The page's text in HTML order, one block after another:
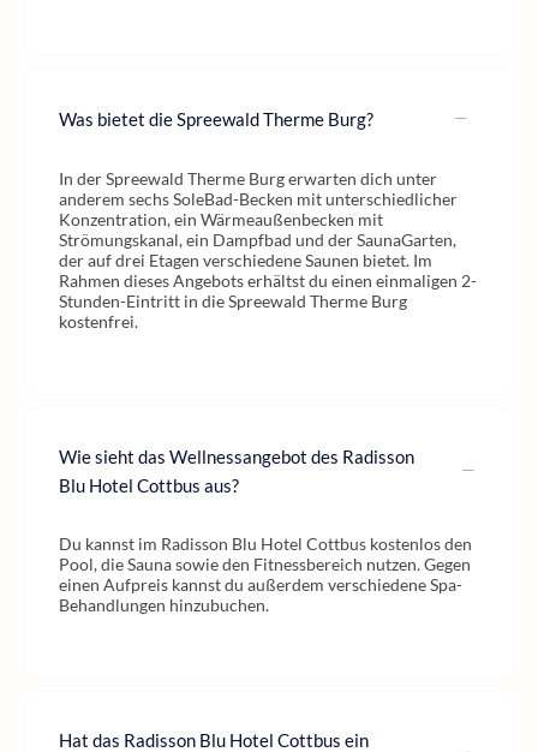
Was bietet die Spreewald Therme Burg?
In der Spreewald Therme Burg erwarten dich unter
anderem sechs SoleBad-Becken mit unterschiedlicher
Konzentration, ein Wärmeaußenbecken mit
Strömungskanal, ein Dampfbad und der SaunaGarten,
der auf drei Etagen verschiedene Saunen bietet. Im
Rahmen dieses Angebots erhältst du einen einmaligen 2-
Stunden-Eintritt in die Spreewald Therme Burg
kostenfrei.
Wie sieht das Wellnessangebot des Radisson
Blu Hotel Cottbus aus?
Du kannst im Radisson Blu Hotel Cottbus kostenlos den
Pool, die Sauna sowie den Fitnessbereich nutzen. Gegen
einen Aufpreis kannst du außerdem verschiedene Spa-
Behandlungen hinzubuchen.
Hat das Radisson Blu Hotel Cottbus ein